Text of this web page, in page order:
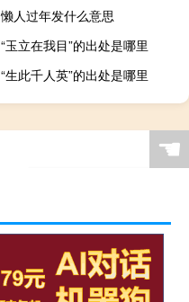
懒人过年发什么意思
“玉立在我目”的出处是哪里
“生此千人英”的出处是哪里
☚